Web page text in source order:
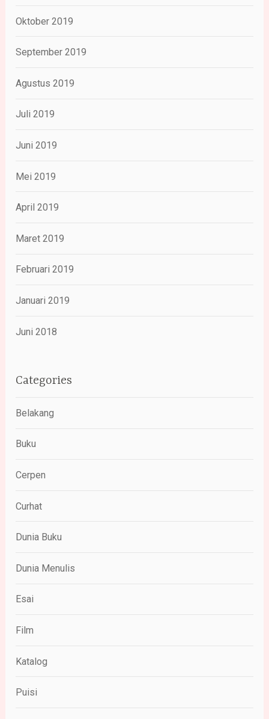
Oktober 2019
September 2019
Agustus 2019
Juli 2019
Juni 2019
Mei 2019
April 2019
Maret 2019
Februari 2019
Januari 2019
Juni 2018
Categories
Belakang
Buku
Cerpen
Curhat
Dunia Buku
Dunia Menulis
Esai
Film
Katalog
Puisi